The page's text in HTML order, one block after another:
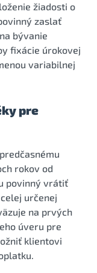
žiadosti o
zaslať
bývanie
fixácie úrokovej
variabilnej
pre
rokov od
povinný vrátiť
určenej
na prvých
úveru pre
klientovi